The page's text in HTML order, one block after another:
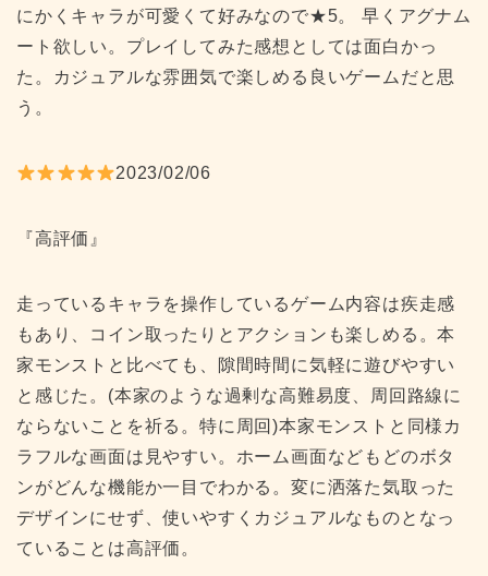
にかくキャラが可愛くて好みなので★5。 早くアグナム
ート欲しい。プレイしてみた感想としては面白かっ
た。カジュアルな雰囲気で楽しめる良いゲームだと思
う。
2023/02/06
『高評価』
走っているキャラを操作しているゲーム内容は疾走感
もあり、コイン取ったりとアクションも楽しめる。本
家モンストと比べても、隙間時間に気軽に遊びやすい
と感じた。(本家のような過剰な高難易度、周回路線に
ならないことを祈る。特に周回)本家モンストと同様カ
ラフルな画面は見やすい。ホーム画面などもどのボタ
ンがどんな機能か一目でわかる。変に洒落た気取った
デザインにせず、使いやすくカジュアルなものとなっ
ていることは高評価。